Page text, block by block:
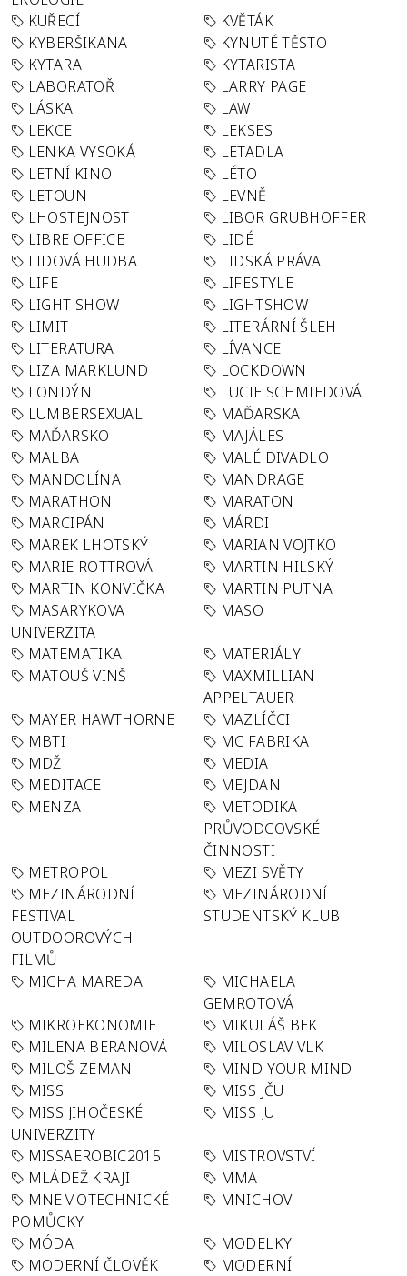
KUŘECÍ
KVĚTÁK
KYBERŠIKANA
KYNUTÉ TĚSTO
KYTARA
KYTARISTA
LABORATOŘ
LARRY PAGE
LÁSKA
LAW
LEKCE
LEKSES
LENKA VYSOKÁ
LETADLA
LETNÍ KINO
LÉTO
LETOUN
LEVNĚ
LHOSTEJNOST
LIBOR GRUBHOFFER
LIBRE OFFICE
LIDÉ
LIDOVÁ HUDBA
LIDSKÁ PRÁVA
LIFE
LIFESTYLE
LIGHT SHOW
LIGHTSHOW
LIMIT
LITERÁRNÍ ŠLEH
LITERATURA
LÍVANCE
LIZA MARKLUND
LOCKDOWN
LONDÝN
LUCIE SCHMIEDOVÁ
LUMBERSEXUAL
MAĎARSKA
MAĎARSKO
MAJÁLES
MALBA
MALÉ DIVADLO
MANDOLÍNA
MANDRAGE
MARATHON
MARATON
MARCIPÁN
MÁRDI
MAREK LHOTSKÝ
MARIAN VOJTKO
MARIE ROTTROVÁ
MARTIN HILSKÝ
MARTIN KONVIČKA
MARTIN PUTNA
MASARYKOVA
UNIVERZITA
MASO
MATEMATIKA
MATERIÁLY
MATOUŠ VINŠ
MAXMILLIAN
APPELTAUER
MAYER HAWTHORNE
MAZLÍČCI
MBTI
MC FABRIKA
MDŽ
MEDIA
MEDITACE
MEJDAN
MENZA
METODIKA
PRŮVODCOVSKÉ
ČINNOSTI
METROPOL
MEZI SVĚTY
MEZINÁRODNÍ
FESTIVAL
OUTDOOROVÝCH
FILMŮ
MEZINÁRODNÍ
STUDENTSKÝ KLUB
MICHA MAREDA
MICHAELA
GEMROTOVÁ
MIKROEKONOMIE
MIKULÁŠ BEK
MILENA BERANOVÁ
MILOSLAV VLK
MILOŠ ZEMAN
MIND YOUR MIND
MISS
MISS JČU
MISS JIHOČESKÉ
UNIVERZITY
MISS JU
MISSAEROBIC2015
MISTROVSTVÍ
MLÁDEŽ KRAJI
MMA
MNEMOTECHNICKÉ
POMŮCKY
MNICHOV
MÓDA
MODELKY
MODERNÍ ČLOVĚK
MODERNÍ